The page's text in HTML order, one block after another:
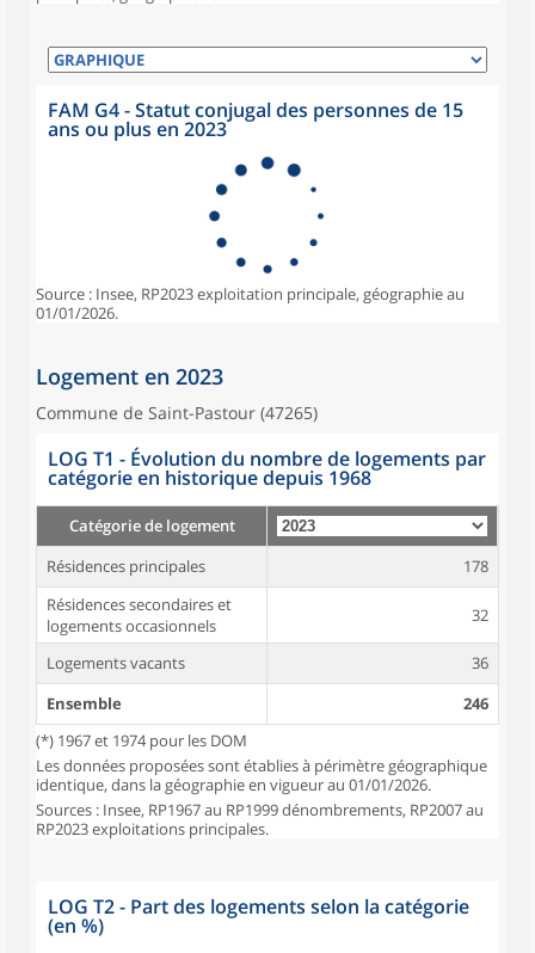
FAM G4 - Statut conjugal des personnes de 15
ans ou plus en 2023
Source : Insee, RP2023 exploitation principale, géographie au
01/01/2026.
Logement en 2023
Commune de Saint-Pastour (47265)
LOG T1 - Évolution du nombre de logements par
catégorie en historique depuis 1968
Catégorie de logement
Résidences principales
178
Résidences secondaires et
logements occasionnels
32
Logements vacants
36
Ensemble
246
(*) 1967 et 1974 pour les DOM
Les données proposées sont établies à périmètre géographique
identique, dans la géographie en vigueur au 01/01/2026.
Sources : Insee, RP1967 au RP1999 dénombrements, RP2007 au
RP2023 exploitations principales.
LOG T2 - Part des logements selon la catégorie
(en %)